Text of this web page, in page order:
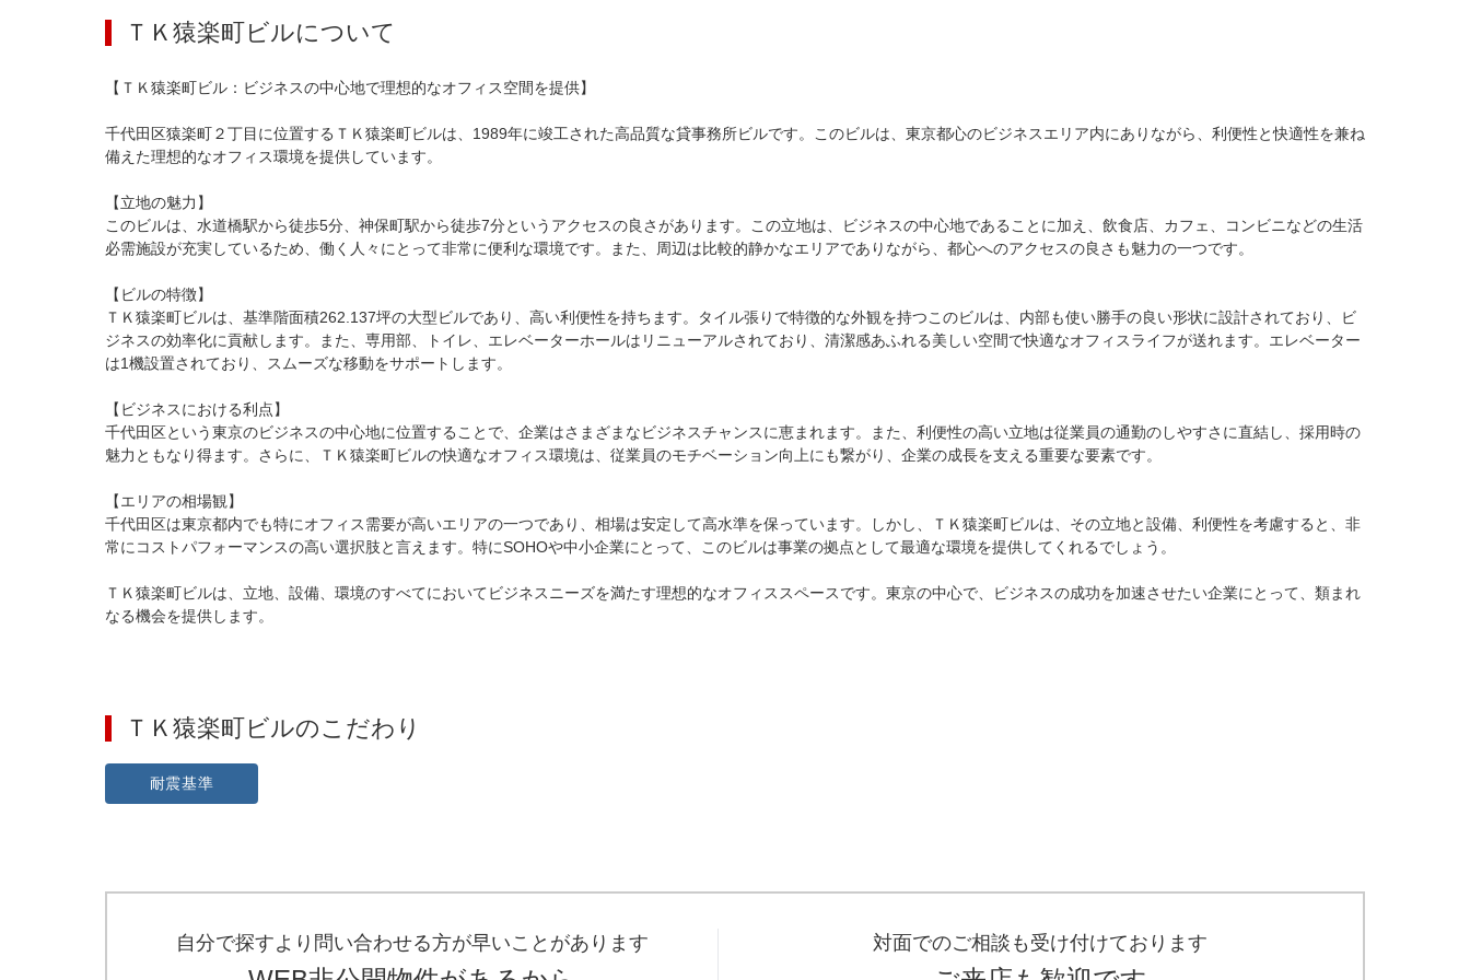
ＴＫ猿楽町ビルについて
【ＴＫ猿楽町ビル：ビジネスの中心地で理想的なオフィス空間を提供】
千代田区猿楽町２丁目に位置するＴＫ猿楽町ビルは、1989年に竣工された高品質な貸事務所ビルです。このビルは、東京都心のビジネスエリア内にありながら、利便性と快適性を兼ね
備えた理想的なオフィス環境を提供しています。
【立地の魅力】
このビルは、水道橋駅から徒歩5分、神保町駅から徒歩7分というアクセスの良さがあります。この立地は、ビジネスの中心地であることに加え、飲食店、カフェ、コンビニなどの生活
必需施設が充実しているため、働く人々にとって非常に便利な環境です。また、周辺は比較的静かなエリアでありながら、都心へのアクセスの良さも魅力の一つです。
【ビルの特徴】
ＴＫ猿楽町ビルは、基準階面積262.137坪の大型ビルであり、高い利便性を持ちます。タイル張りで特徴的な外観を持つこのビルは、内部も使い勝手の良い形状に設計されており、ビ
ジネスの効率化に貢献します。また、専用部、トイレ、エレベーターホールはリニューアルされており、清潔感あふれる美しい空間で快適なオフィスライフが送れます。エレベーター
は1機設置されており、スムーズな移動をサポートします。
【ビジネスにおける利点】
千代田区という東京のビジネスの中心地に位置することで、企業はさまざまなビジネスチャンスに恵まれます。また、利便性の高い立地は従業員の通勤のしやすさに直結し、採用時の
魅力ともなり得ます。さらに、ＴＫ猿楽町ビルの快適なオフィス環境は、従業員のモチベーション向上にも繋がり、企業の成長を支える重要な要素です。
【エリアの相場観】
千代田区は東京都内でも特にオフィス需要が高いエリアの一つであり、相場は安定して高水準を保っています。しかし、ＴＫ猿楽町ビルは、その立地と設備、利便性を考慮すると、非
常にコストパフォーマンスの高い選択肢と言えます。特にSOHOや中小企業にとって、このビルは事業の拠点として最適な環境を提供してくれるでしょう。
ＴＫ猿楽町ビルは、立地、設備、環境のすべてにおいてビジネスニーズを満たす理想的なオフィススペースです。東京の中心で、ビジネスの成功を加速させたい企業にとって、類まれ
なる機会を提供します。
ＴＫ猿楽町ビルのこだわり
耐震基準
自分で探すより問い合わせる方が早いことがあります 対面でのご相談も受け付けております